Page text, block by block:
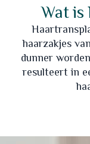
Wat
haarzakjes
dunner
resulteert in